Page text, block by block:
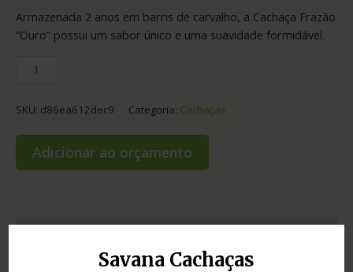
Savana Cachaças
Armazenada 2 anos em barris de carvalho, a Cachaça Frazão
“Ouro” possui um sabor único e uma suavidade formidável.
SKU: d86ea612dec9 Categoria: Cachaças
Adicionar ao orçamento